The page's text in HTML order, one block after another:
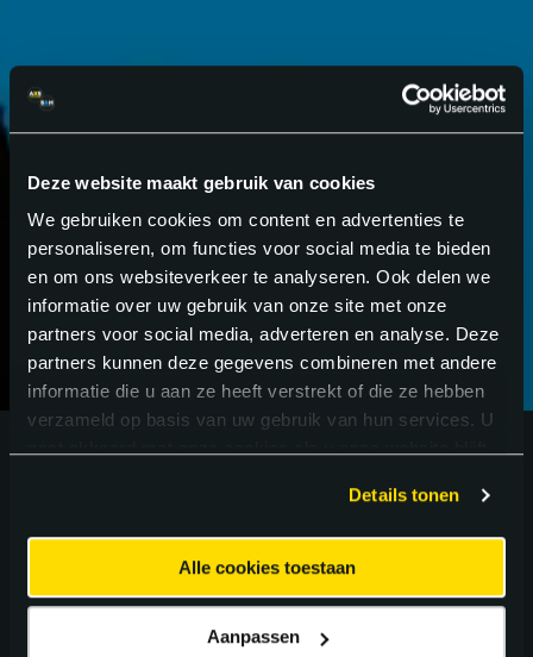
Deze website maakt gebruik van cookies
We gebruiken cookies om content en advertenties te
personaliseren, om functies voor social media te bieden
en om ons websiteverkeer te analyseren. Ook delen we
informatie over uw gebruik van onze site met onze
partners voor social media, adverteren en analyse. Deze
partners kunnen deze gegevens combineren met andere
informatie die u aan ze heeft verstrekt of die ze hebben
verzameld op basis van uw gebruik van hun services. U
Details tonen
Alle cookies toestaan
Aanpassen
GA VOOR
BETER.
ZOEK IN 274
VACATURES